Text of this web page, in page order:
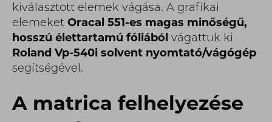
kiválasztott elemek vágása. A grafikai
elemeket Oracal 551-es magas minőségű,
hosszú élettartamú fóliából vágattuk ki
Roland Vp-540i solvent nyomtató/vágógép
segítségével.
A matrica felhelyezése